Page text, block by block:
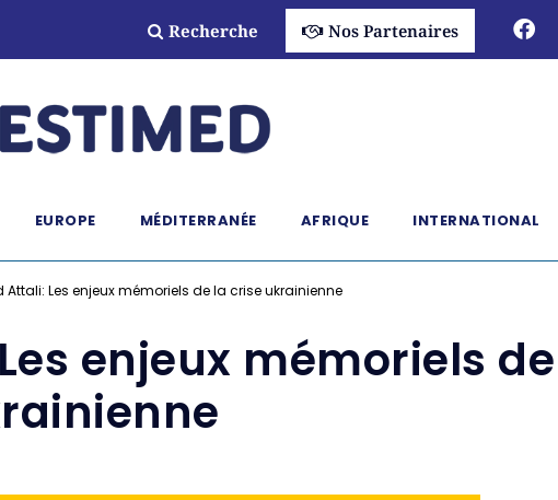
Recherche Nos Partenaires
EUROPE MÉDITERRANÉE AFRIQUE INTERNATIONAL
Attali: Les enjeux mémoriels de la crise ukrainienne
enjeux mémoriels